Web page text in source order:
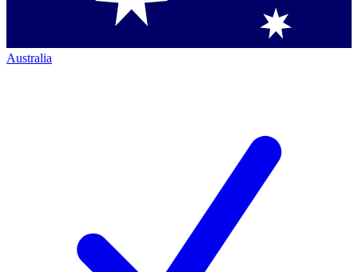
Australia